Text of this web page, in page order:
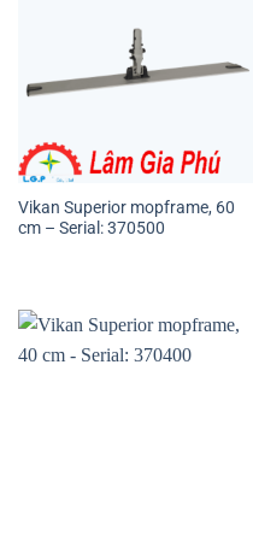
Vikan Superior mopframe, 60
cm – Serial: 370500